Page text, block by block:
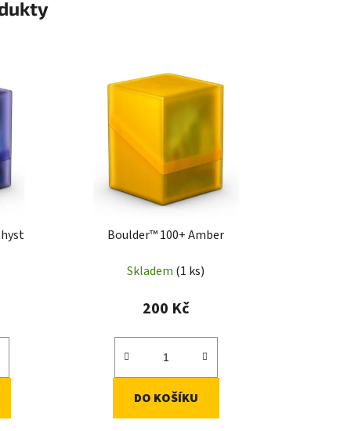
Boulder™ 100+ Amber
Skladem (1 ks)
200 Kč
DO KOŠÍKU